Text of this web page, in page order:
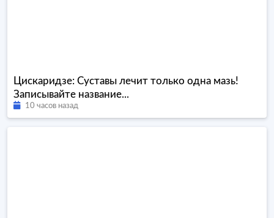
Цискаридзе: Суставы лечит только одна мазь!
Записывайте название...
10 часов назад